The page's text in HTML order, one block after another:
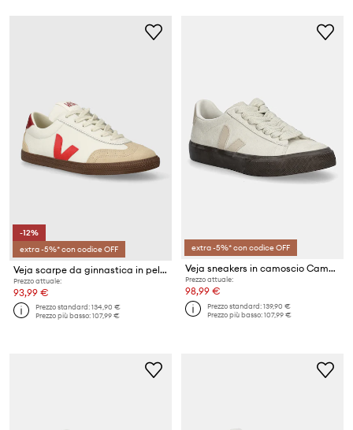
-12%
extra -5%* con codice OFF
Veja scarpe da ginnastica in pelle Volley
Prezzo attuale:
93,99 €
Prezzo standard:134,90 €
Prezzo più basso:107,99 €
extra -5%* con codice OFF
Veja sneakers in camoscio Campo
Prezzo attuale:
98,99 €
Prezzo standard:139,90 €
Prezzo più basso:107,99 €